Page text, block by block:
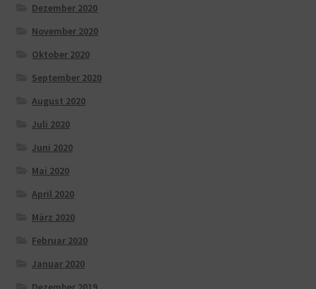
Dezember 2020
November 2020
Oktober 2020
September 2020
August 2020
Juli 2020
Juni 2020
Mai 2020
April 2020
März 2020
Februar 2020
Januar 2020